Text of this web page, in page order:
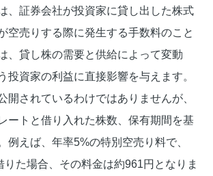
、証券会社が投資家に貸し出した株式
空売りする際に発生する手数料のこと
、貸し株の需要と供給によって変動
投資家の利益に直接影響を与えます。
開されているわけではありませんが、
ートと借り入れた株数、保有期間を基
例えば、年率5%の特別空売り料で、
りた場合、その料金は約961円となりま